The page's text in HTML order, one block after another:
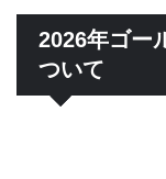
2026年ゴー
ついて